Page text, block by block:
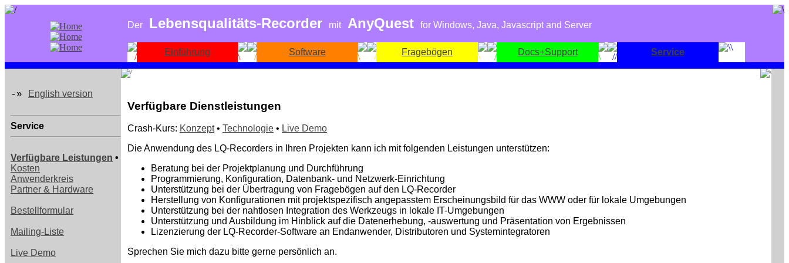
Der Lebensqualitäts-Recorder mit AnyQuest for Windows, Java, Javascript and Server
Einführung Software Fragebögen Docs+Support Service
-» English version
Service
Verfügbare Leistungen •
Kosten
Anwenderkreis
Partner & Hardware
Bestellformular
Mailing-Liste
Live Demo
Verfügbare Dienstleistungen
Crash-Kurs: Konzept• Technologie • Live Demo
Die Anwendung des LQ-Recorders in Ihren Projekten kann ich mit folgenden Leistungen unterstützen:
Beratung bei der Projektplanung und Durchführung
Programmierung, Konfiguration, Datenbank- und Netzwerk-Einrichtung
Unterstützung bei der Übertragung von Fragebögen auf den LQ-Recorder
Herstellung von Konfigurationen mit projektspezifisch angepasstem Erscheinungsbild für das WWW oder für lokale Umgebungen
Unterstützung bei der nahtlosen Integration des Werkzeugs in lokale IT-Umgebungen
Unterstützung und Ausbildung im Hinblick auf die Datenerhebung, -auswertung und Präsentation von Ergebnissen
Lizenzierung der LQ-Recorder-Software an Endanwender, Distributoren und Systemintegratoren
Sprechen Sie mich dazu bitte gerne persönlich an.